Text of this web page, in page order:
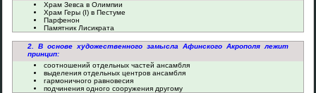
Храм Зевса в Олимпии
Храм Геры (I) в Пестуме
Парфенон
Памятник Лисикрата
2. В основе художественного замысла Афинского Акрополя лежит
принцип:
соотношений отдельных частей ансамбля
выделения отдельных центров ансамбля
гармоничного равновесия
подчинения одного сооружения другому